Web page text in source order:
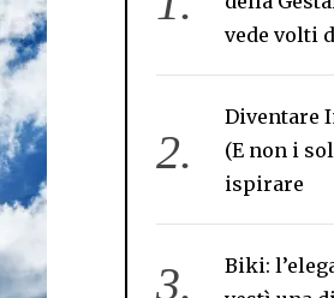
vede volti
Diventare
(E non i
ispirare
Biki: